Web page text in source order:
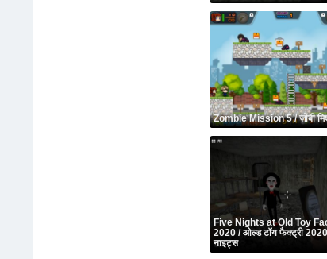
Zombie Mission 5 / ज़ोंबी
Five Nights at Old Toy
2020 / ओल्ड टॉय फैक्ट्री
नाइट्स